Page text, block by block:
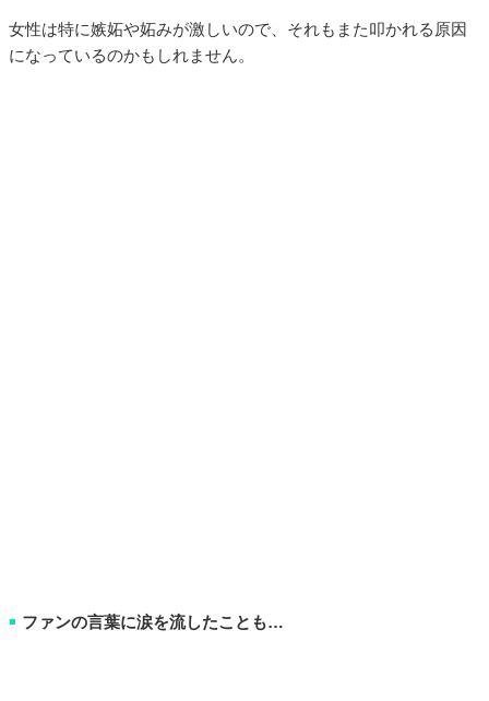
女性は特に嫉妬や妬みが激しいので、それもまた叩かれる原因
になっているのかもしれません。
■ ファンの言葉に涙を流したことも…